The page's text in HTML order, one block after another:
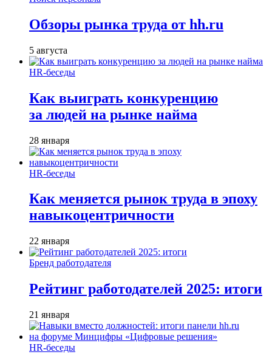
Обзоры рынка труда от hh.ru
5 августа
HR-беседы
Как выиграть конкуренцию
за людей на рынке найма
28 января
HR-беседы
Как меняется рынок труда в эпоху
навыкоцентричности
22 января
Бренд работодателя
Рейтинг работодателей 2025: итоги
21 января
HR-беседы